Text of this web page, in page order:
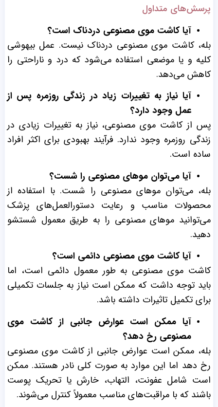
پرسش‌های متداول
آیا کاشت موی مصنوعی دردناک است؟
بله، کاشت موی مصنوعی دردناک نیست. عمل بیهوشی
کلیه و یا موضعی استفاده می‌شود که درد و ناراحتی را
کاهش می‌دهد.
آیا نیاز به تغییرات زیاد در زندگی روزمره پس از
عمل وجود دارد؟
پس از کاشت موی مصنوعی، نیاز به تغییرات زیادی در
زندگی روزمره وجود ندارد. فرآیند بهبودی برای اکثر افراد
ساده است.
آیا می‌توان موهای مصنوعی را شست؟
بله، می‌توان موهای مصنوعی را شست. با استفاده از
محصولات مناسب و رعایت دستورالعمل‌های پزشک
می‌توانید موهای مصنوعی را به طریق معمول شستشو
دهید.
آیا کاشت موی مصنوعی دائمی است؟
کاشت موی مصنوعی به طور معمول دائمی است، اما
باید توجه داشت که ممکن است نیاز به جلسات تکمیلی
برای تکمیل تاثیرات داشته باشد.
آیا ممکن است عوارض جانبی از کاشت موی
مصنوعی رخ دهد؟
بله، ممکن است عوارض جانبی از کاشت موی مصنوعی
رخ دهد اما این موارد به صورت کلی نادر هستند. ممکن
است شامل عفونت، التهاب، خارش یا تحریک پوست
باشند که با مراقبت‌های مناسب معمولاً کنترل می‌شوند.